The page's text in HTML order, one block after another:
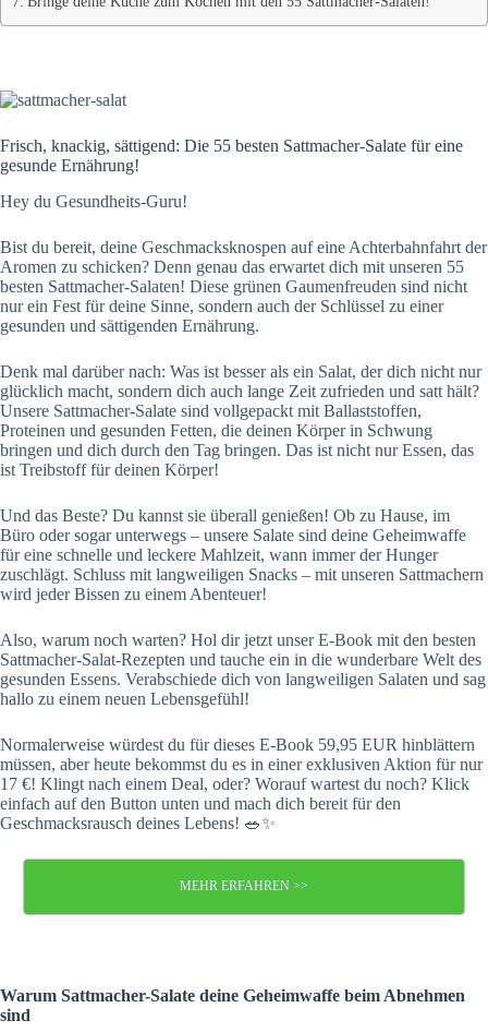
Frisch, knackig, sättigend: Die 55 besten Sattmacher-Salate für eine
gesunde Ernährung!
Hey du Gesundheits-Guru!
Bist du bereit, deine Geschmacksknospen auf eine Achterbahnfahrt der
Aromen zu schicken? Denn genau das erwartet dich mit unseren 55
besten Sattmacher-Salaten! Diese grünen Gaumenfreuden sind nicht
nur ein Fest für deine Sinne, sondern auch der Schlüssel zu einer
gesunden und sättigenden Ernährung.
Denk mal darüber nach: Was ist besser als ein Salat, der dich nicht nur
glücklich macht, sondern dich auch lange Zeit zufrieden und satt hält?
Unsere Sattmacher-Salate sind vollgepackt mit Ballaststoffen,
Proteinen und gesunden Fetten, die deinen Körper in Schwung
bringen und dich durch den Tag bringen. Das ist nicht nur Essen, das
ist Treibstoff für deinen Körper!
Und das Beste? Du kannst sie überall genießen! Ob zu Hause, im
Büro oder sogar unterwegs – unsere Salate sind deine Geheimwaffe
für eine schnelle und leckere Mahlzeit, wann immer der Hunger
zuschlägt. Schluss mit langweiligen Snacks – mit unseren Sattmachern
wird jeder Bissen zu einem Abenteuer!
Also, warum noch warten? Hol dir jetzt unser E-Book mit den besten
Sattmacher-Salat-Rezepten und tauche ein in die wunderbare Welt des
gesunden Essens. Verabschiede dich von langweiligen Salaten und sag
hallo zu einem neuen Lebensgefühl!
Normalerweise würdest du für dieses E-Book 59,95 EUR hinblättern
müssen, aber heute bekommst du es in einer exklusiven Aktion für nur
17 €! Klingt nach einem Deal, oder? Worauf wartest du noch? Klick
einfach auf den Button unten und mach dich bereit für den
Geschmacksrausch deines Lebens! 🥗✨
MEHR ERFAHREN >>
Warum Sattmacher-Salate deine Geheimwaffe beim Abnehmen
sind